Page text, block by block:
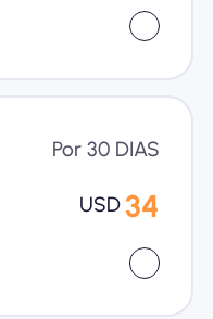
Por 30 DIAS
USD 34